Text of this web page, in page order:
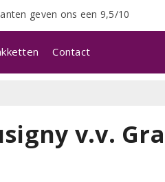
geven ons een 9,5/10
Contact
v.v.